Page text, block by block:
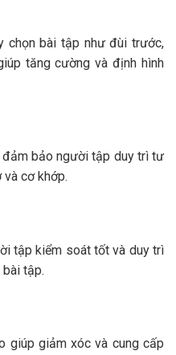
chọn bài tập như đùi trước,
tăng cường và định hình
bảo người tập duy trì tư
cơ khớp.
tập kiểm soát tốt và duy trì
tập.
giúp giảm xóc và cung cấp